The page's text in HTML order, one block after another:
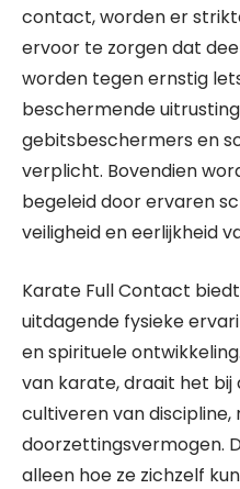
contact, worden er
ervoor te zorgen dat
worden tegen ernstig
beschermende
gebitsbeschermers en
verplicht. Bovendien
begeleid door ervaren
veiligheid en eerlijkheid
Karate Full Contact
uitdagende fysieke
en spirituele
van karate, draait het bij
cultiveren van
doorzettingsvermogen.
alleen hoe ze zichzelf